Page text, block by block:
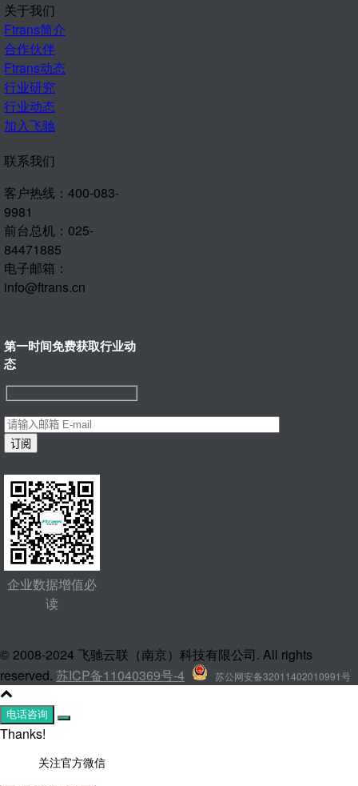
关于我们
Ftrans简介
合作伙伴
Ftrans动态
行业研究
行业动态
加入飞驰
联系我们
客户热线：400-083-
9981
前台总机：025-
84471885
电子邮箱：
info@ftrans.cn
第一时间免费获取行业动
态
企业数据增值必
读
© 2008-2024 飞驰云联（南京）科技有限公司. All rights
reserved. 苏ICP备11040369号-4 苏公网安备32011402010991号
电话咨询
Thanks!
关注官方微信